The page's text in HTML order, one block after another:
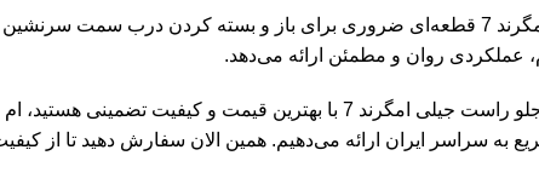
عملکردی روان و مطمئن ارائه می‌دهد.
اگر به دنبال خرید دستگیره درب بیرونی جلو راست جیلی امگرند 7 با
سراسر ایران ارائه می‌دهیم. همین الان سفارش دهید تا از